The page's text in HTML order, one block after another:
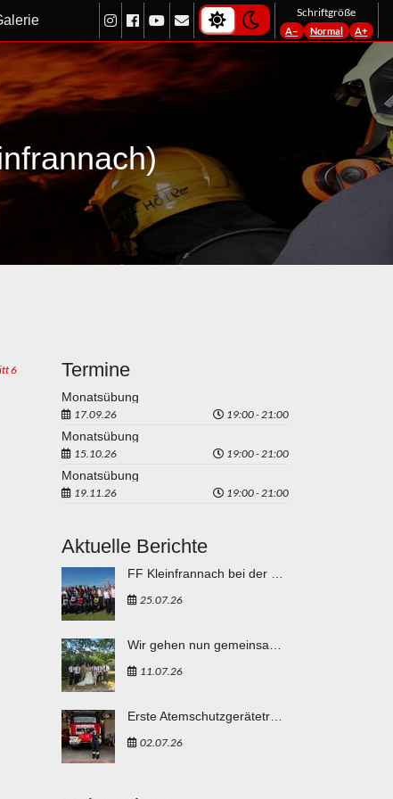
light-theme
dark-theme Schriftgröße
A− Normal A+
6 Termine
Monatsübung
17.09.26 19:00 - 21:00
Monatsübung
15.10.26 19:00 - 21:00
Monatsübung
19.11.26 19:00 - 21:00
Aktuelle Berichte
25.07.26
11.07.26
02.07.26